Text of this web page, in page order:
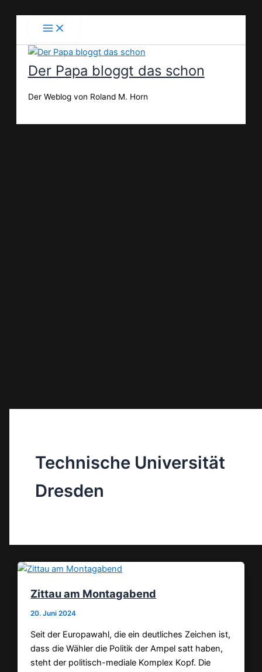
Der Papa bloggt das schon
Der Weblog von Roland M. Horn
Technische Universität
Dresden
Zittau am Montagabend
20. Juni 2024
Seit der Europawahl, die ein deutliches Zeichen ist,
dass die Wähler die Politik der Ampel satt haben,
steht der politisch-mediale Komplex Kopf. Die